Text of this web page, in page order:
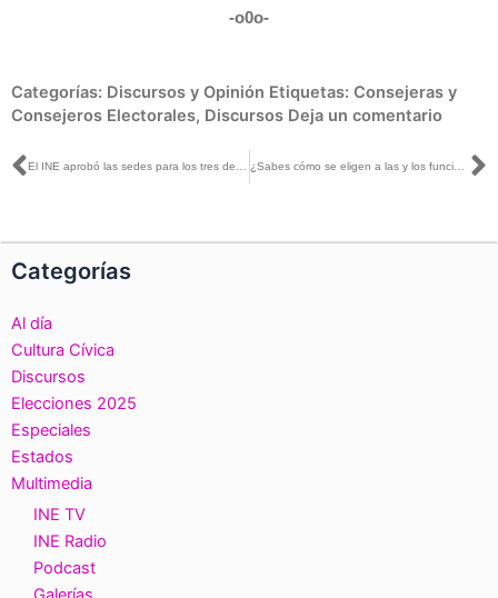
-o0o-
Categorías: Discursos y Opinión Etiquetas: Consejeras y
Consejeros Electorales, Discursos Deja un comentario
Ant El INE aprobó las sedes para los tres debates presidenciales de las #Elecciones2018 ¿Sabes cómo se eligen a las y los funcionarios/as de casilla? En este #ABCElectoral te lo explicamos
Categorías
Al día
Cultura Cívica
Discursos
Elecciones 2025
Especiales
Estados
Multimedia
INE TV
INE Radio
Podcast